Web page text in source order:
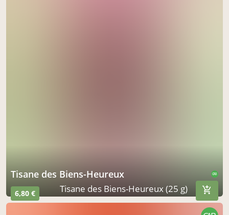
Tisane des Biens-Heureux CAB
6,80 € Tisane des Biens-Heureux (25 g)